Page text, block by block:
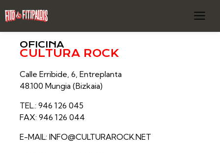
OFICINA
CULTURA ROCK
Calle Erribide, 6, Entreplanta
48.100 Mungia (Bizkaia)
TEL.: 946 126 045
FAX: 946 126 044
E-MAIL: INFO@CULTURAROCK.NET